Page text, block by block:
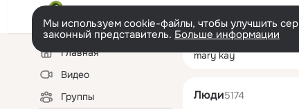
Мы используем cookie-файлы, чтобы улучшить
законный представитель. Больше информации
Левая
колонкаГлавная
Видео
Группы
mary kay
Люди5174